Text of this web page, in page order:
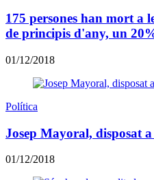
175 persones han mort a
de principis d'any, un
01/12/2018
Política
Josep Mayoral, disposat
01/12/2018